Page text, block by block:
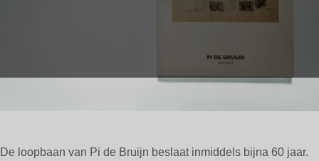
De loopbaan van Pi de Bruijn beslaat inmiddels bijna 60 jaar.